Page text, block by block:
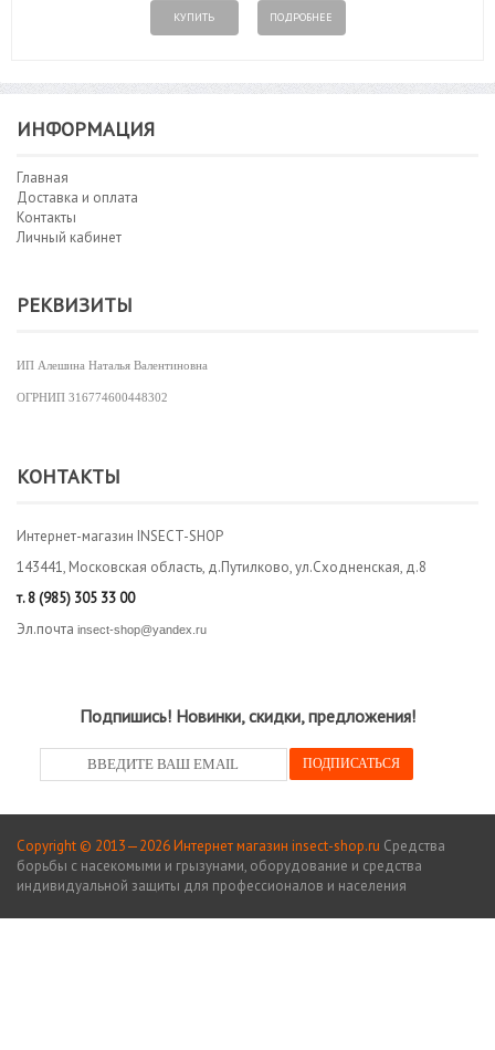
КУПИТЬ ПОДРОБНЕЕ
ИНФОРМАЦИЯ
Главная
Доставка и оплата
Контакты
Личный кабинет
РЕКВИЗИТЫ
ИП Алешина Наталья Валентиновна
ОГРНИП 316774600448302
КОНТАКТЫ
Интернет-магазин INSECT-SHOP
143441, Московская область, д.Путилково, ул.Сходненская, д.8
т.8 (985) 305 33 00
Эл.почта insect-shop@yandex.ru
Подпишись! Новинки, скидки, предложения!
Copyright © 2013—2026 Интернет магазин insect-shop.ru Средства
борьбы с насекомыми и грызунами, оборудование и средства
индивидуальной защиты для профессионалов и населения